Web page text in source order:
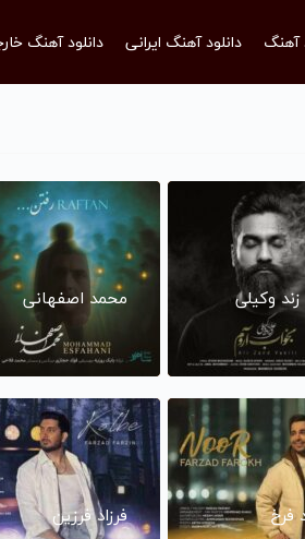
آهنگ دانلود آهنگ ایرانی دانلود آهنگ
وکیلی محمد اصفهانی
فرخ فرزاد فرزین